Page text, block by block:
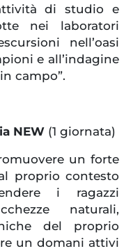
di studio e
nei laboratori
nell’oasi
e all’indagine
campo”.
NEW (1 giornata)
un forte
proprio contesto
i ragazzi
naturali,
del proprio
un domani attivi